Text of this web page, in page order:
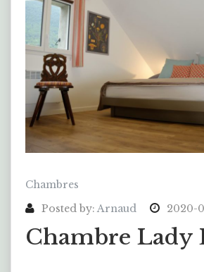
Chambres
Posted by:Arnaud 2020-
Chambre Lady